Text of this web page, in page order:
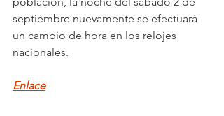
septiembre nuevamente se efectuará
un cambio de hora en los relojes
nacionales.
Enlace